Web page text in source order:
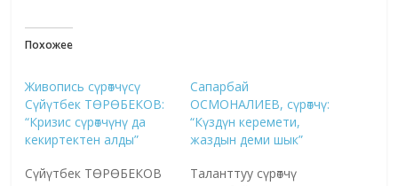
Похожее
Живопись сүрөтчүсү
Сүйүтбек ТӨРӨБЕКОВ:
“Кризис сүрөтчүнү да
кекиртектен алды”
Сүйүтбек ТӨРӨБЕКОВ
Сапарбай
ОСМОНАЛИЕВ, сүрөтчү:
“Күздүн керемети,
жаздын деми шык”
Таланттуу сүрөтчү